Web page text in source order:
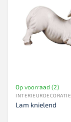
Op voorraad (2)
INTERIEURDECORATIE
Lam knielend